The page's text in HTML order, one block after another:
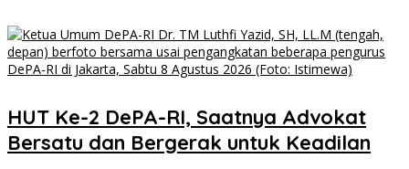
HUT Ke-2 DePA-RI, Saatnya Advokat
Bersatu dan Bergerak untuk Keadilan